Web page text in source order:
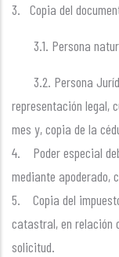
3. Copia del
3.1. Persona
3.2. Persona
representación legal,
mes y, copia de la
4. Poder especial
mediante apoderado,
5. Copia del
catastral, en relación
solicitud.